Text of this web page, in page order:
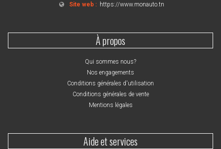
Site web : https://www.monauto.tn
À propos
Qui sommes nous?
Nos engagements
Conditions générales d'utilisation
Conditions générales de vente
Mentions légales
Aide et services